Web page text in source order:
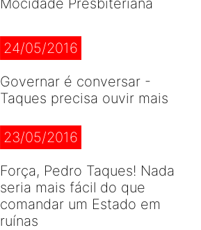
Mocidade Presbiteriana
24/05/2016
Governar é conversar -
Taques precisa ouvir mais
23/05/2016
Força, Pedro Taques! Nada
seria mais fácil do que
comandar um Estado em
ruínas